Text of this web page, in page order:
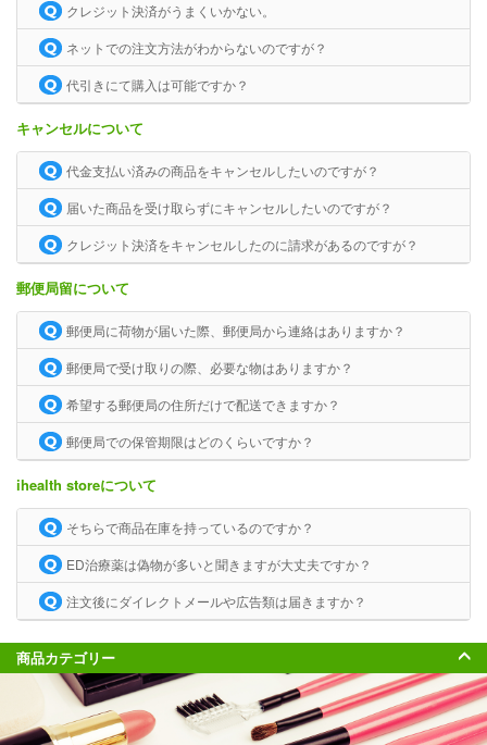
クレジット決済がうまくいかない。
ネットでの注文方法がわからないのですが？
代引きにて購入は可能ですか？
キャンセルについて
代金支払い済みの商品をキャンセルしたいのですが？
届いた商品を受け取らずにキャンセルしたいのですが？
クレジット決済をキャンセルしたのに請求があるのですが？
郵便局留について
郵便局に荷物が届いた際、郵便局から連絡はありますか？
郵便局で受け取りの際、必要な物はありますか？
希望する郵便局の住所だけで配送できますか？
郵便局での保管期限はどのくらいですか？
ihealth storeについて
そちらで商品在庫を持っているのですか？
ED治療薬は偽物が多いと聞きますが大丈夫ですか？
注文後にダイレクトメールや広告類は届きますか？
商品カテゴリー